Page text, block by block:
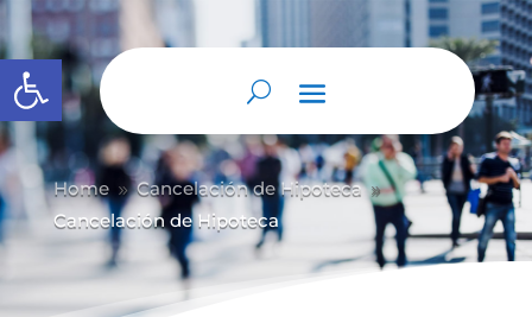
Abrir barra de herramientas
Home 9 Cancelación de Hipoteca 9
Cancelación de Hipoteca